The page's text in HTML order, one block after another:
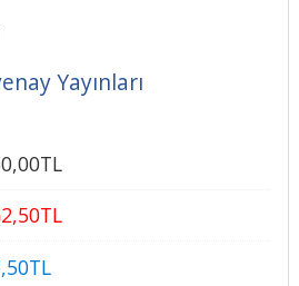
Yayınları
,00TL
,50TL
,50TL